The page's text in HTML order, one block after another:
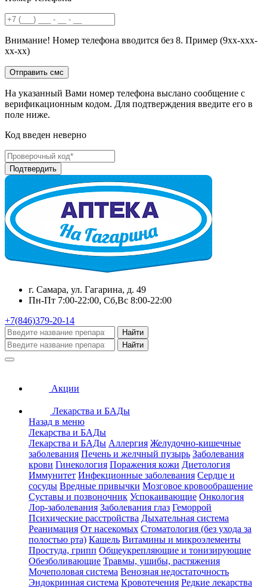
Внимание! Номер телефона вводится без 8. Пример (9хх-ххх-
хх-хх)
На указанный Вами номер телефона выслано сообщение с
верификационным кодом. Для подтверждения введите его в
поле ниже.
Код введен неверно
г. Самара, ул. Гагарина, д. 49
Пн-Пт 7:00-22:00, Сб,Вс 8:00-22:00
+7(846)379-20-14
Найти
Найти
Акции
Лекарства и БАДы
Назад в меню
Лекарства и БАДы
Лекарства и БАДы Аллергия Желудочно-кишечные
заболевания Печень и желчный пузырь Заболевания
крови Гинекология Поражения кожи Диетология
Иммунитет Инфекционные заболевания Сердце и
сосуды Вредные привычки Мозговое кровообращение
Суставы и позвоночник Успокаивающие Онкология
Лор-заболевания Заболевания глаз Геморрой
Психические расстройства Дыхательная система
Реанимация От насекомых Стоматология (без ухода за
полостью рта) Кашель Витамины и микроэлементы
Простуда, грипп Общеукрепляющие и тонизирующие
Обезболивающие Травмы, ушибы, растяжения
Мочеполовая система Венозная недостаточность
Эндокринная система Кровотечения Редкие лекарства